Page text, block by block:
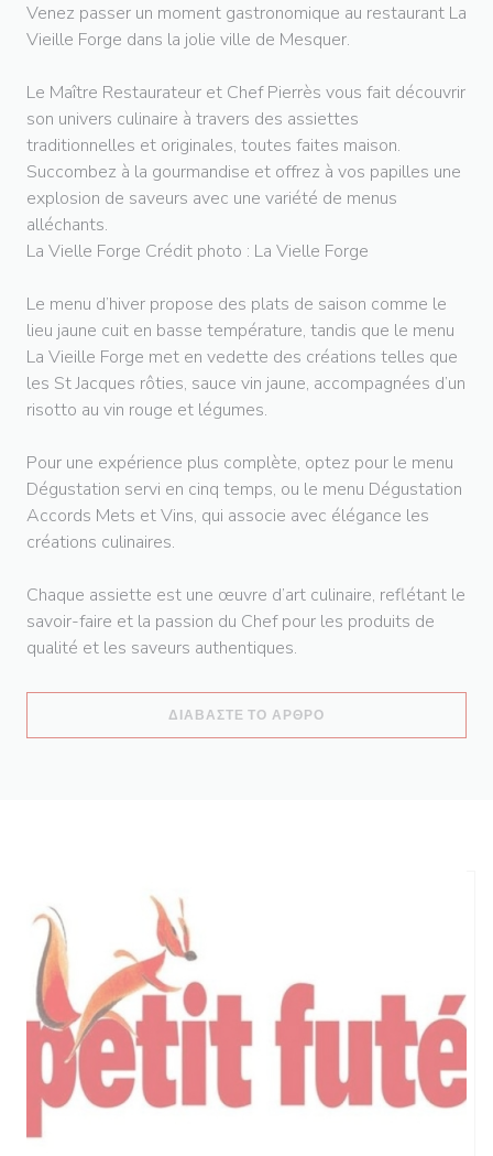
Venez passer un moment gastronomique au restaurant La
Vieille Forge dans la jolie ville de Mesquer.
Le Maître Restaurateur et Chef Pierrès vous fait découvrir
son univers culinaire à travers des assiettes
traditionnelles et originales, toutes faites maison.
Succombez à la gourmandise et offrez à vos papilles une
explosion de saveurs avec une variété de menus
alléchants.
La Vielle Forge Crédit photo : La Vielle Forge
Le menu d’hiver propose des plats de saison comme le
lieu jaune cuit en basse température, tandis que le menu
La Vieille Forge met en vedette des créations telles que
les St Jacques rôties, sauce vin jaune, accompagnées d’un
risotto au vin rouge et légumes.
Pour une expérience plus complète, optez pour le menu
Dégustation servi en cinq temps, ou le menu Dégustation
Accords Mets et Vins, qui associe avec élégance les
créations culinaires.
Chaque assiette est une œuvre d’art culinaire, reflétant le
savoir-faire et la passion du Chef pour les produits de
qualité et les saveurs authentiques.
ΔΙΑΒΆΣΤΕ ΤΟ ΆΡΘΡΟ